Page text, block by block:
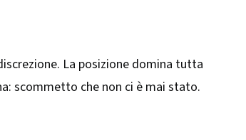
La posizione domina tutta
scommetto che non ci è mai stato.